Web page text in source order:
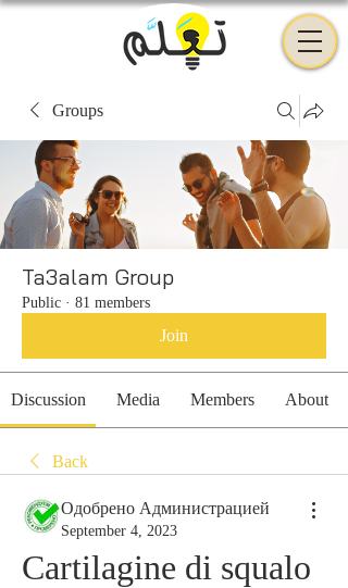
Groups
Ta3alam Group
Public · 81 members
Join
Discussion Media Members About
Back
Одобрено Администрацией
September 4, 2023
Cartilagine di squalo